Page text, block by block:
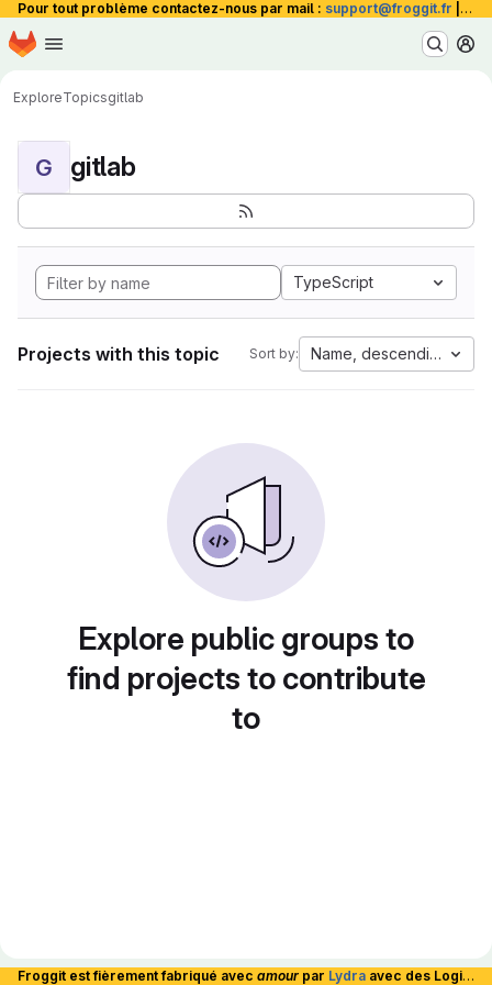
Pour tout problème contactez-nous par mail : support@froggit.fr La
Skip to main content
Homepage
ExploreTopicsgitlab
G gitlab
TypeScript
Projects with this topic Sort by: Name, descending
Explore public groups to
find projects to contribute
to
Froggit est fièrement fabriqué avec amour par Lydra avec des Logiciels Libres et hébergé en